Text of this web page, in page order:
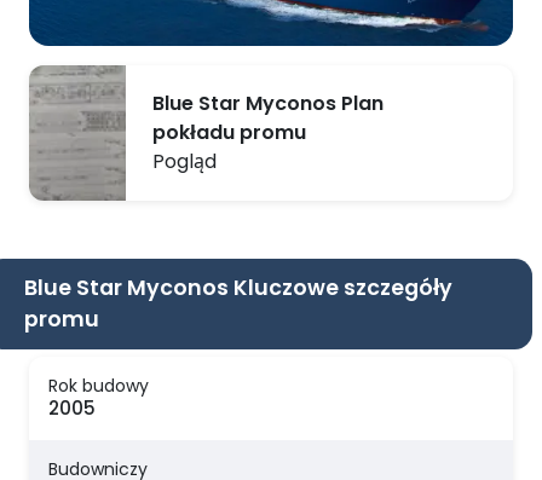
Blue Star Myconos Plan
pokładu promu
Pogląd
Blue Star Myconos Kluczowe szczegóły
promu
Rok budowy
2005
Budowniczy